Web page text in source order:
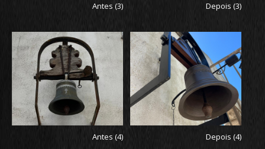
Antes (3) Depois (3)
Antes (4) Depois (4)